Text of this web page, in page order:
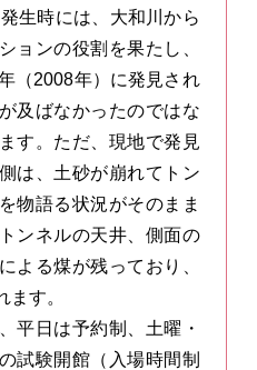
生時には、大和川から
ョンの役割を果たし、
（2008年）に発見され
及ばなかったのではな
す。ただ、現地で発見
は、土砂が崩れてトン
物語る状況がそのまま
ンネルの天井、側面の
よる煤が残っており、
ます。
平⽇は予約制、土曜・
試験開館（入場時間制